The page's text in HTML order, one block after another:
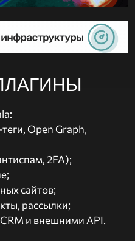
Open Graph,
2FA);
сайтов;
рассылки;
и внешними API.